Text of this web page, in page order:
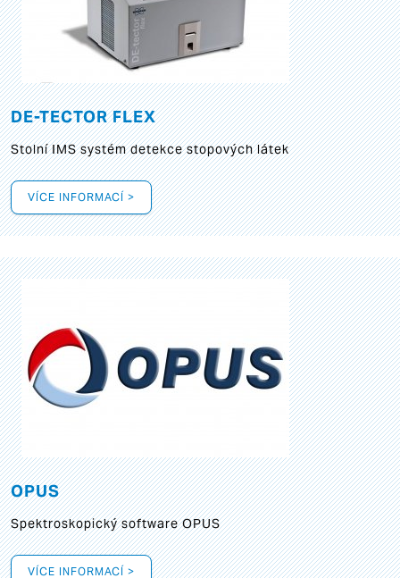
DE-TECTOR FLEX
Stolní IMS systém detekce stopových látek
VÍCE INFORMACÍ >
OPUS
Spektroskopický software OPUS
VÍCE INFORMACÍ >